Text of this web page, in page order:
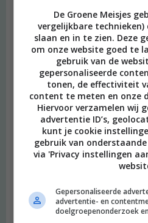
De Groene Meisjes
vergelijkbare
slaan en in te zien. Deze
om onze website goed te
gebruik van de
gepersonaliseerde
tonen, de effectiviteit
content te meten en onze
Hiervoor verzamelen wij
advertentie ID’s,
kunt je cookie
gebruik van
via 'Privacy instellingen
Gepersonaliseerde
advertentie- en
doelgroepenonderzoek